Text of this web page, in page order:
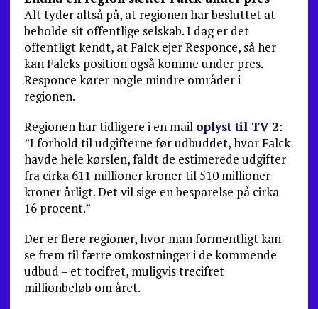
Alt tyder altså på, at regionen har besluttet at
beholde sit offentlige selskab. I dag er det
offentligt kendt, at Falck ejer Responce, så her
kan Falcks position også komme under pres.
Responce kører nogle mindre områder i
regionen.
Regionen har tidligere i en mail oplyst til TV 2:
”I forhold til udgifterne før udbuddet, hvor Falck
havde hele kørslen, faldt de estimerede udgifter
fra cirka 611 millioner kroner til 510 millioner
kroner årligt. Det vil sige en besparelse på cirka
16 procent.”
Der er flere regioner, hvor man formentligt kan
se frem til færre omkostninger i de kommende
udbud – et tocifret, muligvis trecifret
millionbeløb om året.